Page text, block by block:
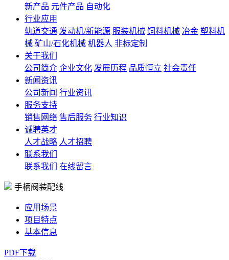
新产品 元件产品 自动化
行业应用
轨道交通 发动机/新能源 服装机械 饲料机械 冶金 塑料机
械 矿山/石化机械 机器人 非标定制
关于我们
公司简介 企业文化 发展历程 品质恒立 社会责任
新闻资讯
公司新闻 行业资讯
服务支持
销售网络 售后服务 行业知识
诚聘英才
人才战略 人才招聘
联系我们
联系我们
在线留言
手柄阀装配线
应用场景
项目特点
基本信息
PDF下载